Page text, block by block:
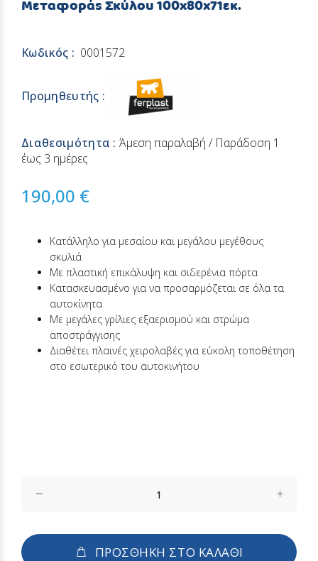
Μεταφοράς Σκύλου 100x80x71εκ.
Κωδικός : 0001572
Προμηθευτής :
Διαθεσιμότητα :Άμεση παραλαβή / Παράδoση 1
έως 3 ημέρες
190,00 €
Κατάλληλο για μεσαίου και μεγάλου μεγέθους
σκυλιά
Με πλαστική επικάλυψη και σιδερένια πόρτα
Κατασκευασμένο για να προσαρμόζεται σε όλα τα
αυτοκίνητα
Με μεγάλες γρίλιες εξαερισμού και στρώμα
αποστράγγισης
Διαθέτει πλαινές χειρολαβές για εύκολη τοποθέτηση
στο εσωτερικό του αυτοκινήτου
ΠΡΟΣΘΗΚΗ ΣΤΟ ΚΑΛΑΘΙ